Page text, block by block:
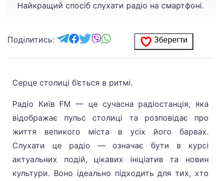
Найкращий спосіб слухати радіо на смартфоні.
Поділитись: Зберегти
Серце столиці б’ється в ритмі.
Радіо Київ FM — це сучасна радіостанція, яка
відображає пульс столиці та розповідає про
життя великого міста в усіх його барвах.
Слухати це радіо — означає бути в курсі
актуальних подій, цікавих ініціатив та новин
культури. Воно ідеально підходить для тих, хто